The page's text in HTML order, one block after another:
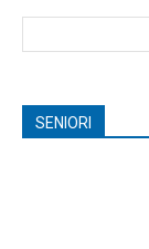
SENIORI